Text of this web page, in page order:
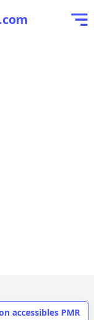
accessibles PMR